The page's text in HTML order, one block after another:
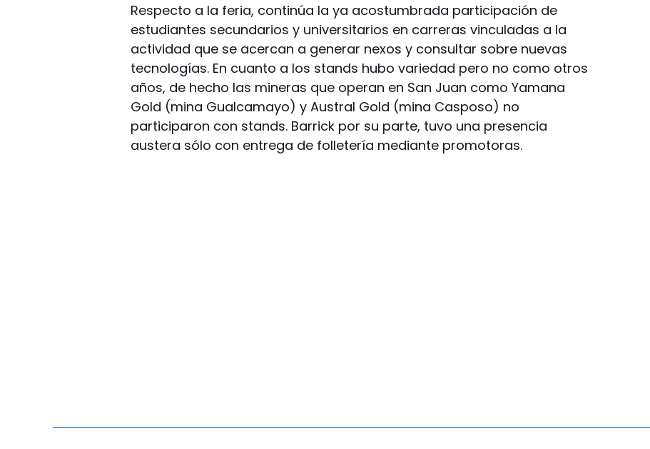
Respecto a la feria, continúa la ya acostumbrada participación de
estudiantes secundarios y universitarios en carreras vinculadas a la
actividad que se acercan a generar nexos y consultar sobre nuevas
tecnologías. En cuanto a los stands hubo variedad pero no como otros
años, de hecho las mineras que operan en San Juan como Yamana
Gold (mina Gualcamayo) y Austral Gold (mina Casposo) no
participaron con stands. Barrick por su parte, tuvo una presencia
austera sólo con entrega de folletería mediante promotoras.